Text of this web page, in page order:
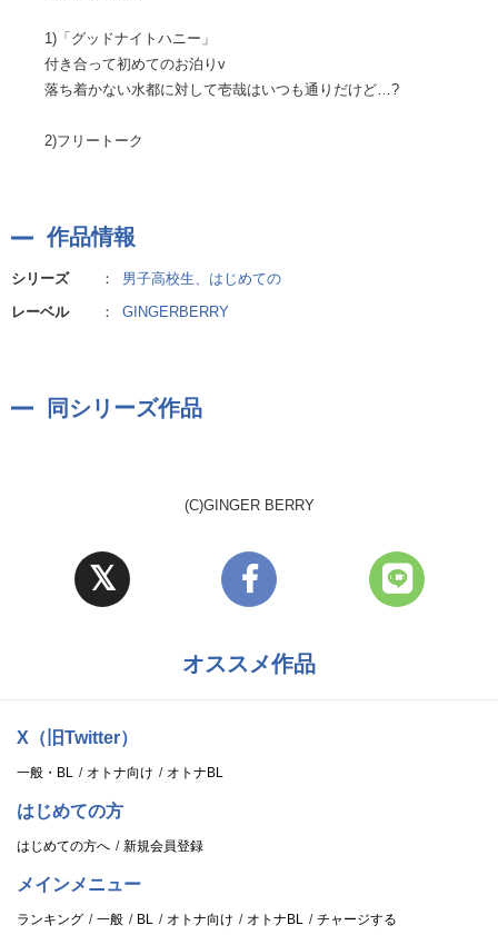
1)「グッドナイトハニー」
付き合って初めてのお泊りv
落ち着かない水都に対して壱哉はいつも通りだけど…?
2)フリートーク
作品情報
シリーズ ：
男子高校生、はじめての
レーベル
： GINGERBERRY
同シリーズ作品
(C)GINGER BERRY
オススメ作品
X（旧Twitter）
一般・BL オトナ向け オトナBL
はじめての方
はじめての方へ 新規会員登録
メインメニュー
ランキング 一般 BL オトナ向け オトナBL チャージする